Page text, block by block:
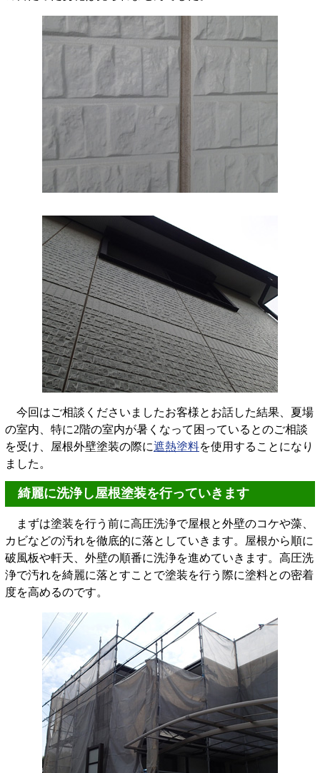
今回はご相談くださいましたお客様とお話した結果、夏場
の室内、特に2階の室内が暑くなって困っているとのご相談
を受け、屋根外壁塗装の際に遮熱塗料を使用することになり
ました。
綺麗に洗浄し屋根塗装を行っていきます
まずは塗装を行う前に高圧洗浄で屋根と外壁のコケや藻、
カビなどの汚れを徹底的に落としていきます。屋根から順に
破風板や軒天、外壁の順番に洗浄を進めていきます。高圧洗
浄で汚れを綺麗に落とすことで塗装を行う際に塗料との密着
度を高めるのです。